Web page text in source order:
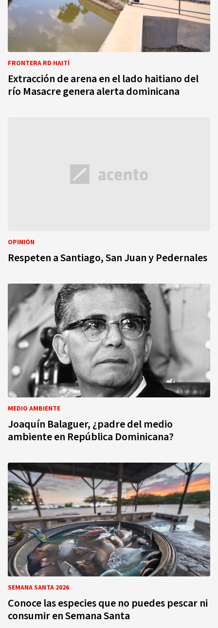
FRONTERA RD HAITÍ
Extracción de arena en el lado haitiano del
río Masacre genera alerta dominicana
OPINIÓN
Respeten a Santiago, San Juan y Pedernales
MEDIO AMBIENTE
Joaquín Balaguer, ¿padre del medio
ambiente en República Dominicana?
SEMANA SANTA 2026
Conoce las especies que no puedes pescar ni
consumir en Semana Santa